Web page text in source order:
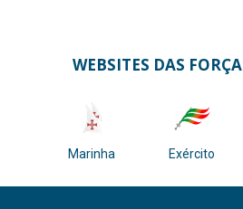
WEBSITES DAS
Marinha Exército